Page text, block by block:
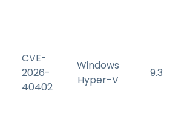
CVE-
2026-
40402
Windows
Hyper-V
9.3